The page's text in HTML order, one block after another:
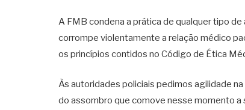
A FMB condena a prática de qualquer tipo
corrompe violentamente a relação médico
os princípios contidos no Código de Ética
Às autoridades policiais pedimos agilidade
do assombro que comove nesse momento